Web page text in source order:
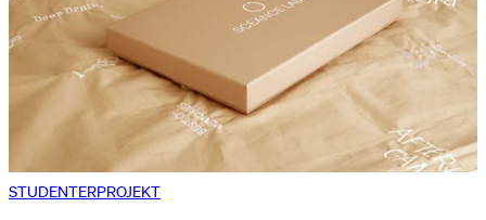
STUDENTERPROJEKT